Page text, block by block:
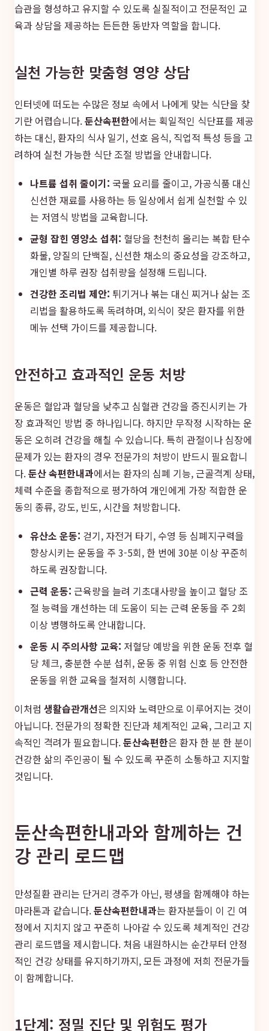
습관을 형성하고 유지할 수 있도록 실질적이고 전문적인 교
육과 상담을 제공하는 든든한 동반자 역할을 합니다.
실천 가능한 맞춤형 영양 상담
인터넷에 떠도는 수많은 정보 속에서 나에게 맞는 식단을 찾
기란 어렵습니다.둔산속편한에서는 획일적인 식단표를 제공
하는 대신, 환자의 식사 일기, 선호 음식, 직업적 특성 등을 고
려하여 실천 가능한 식단 조절 방법을 안내합니다.
나트륨 섭취 줄이기: 국물 요리를 줄이고, 가공식품 대신
신선한 재료를 사용하는 등 일상에서 쉽게 실천할 수 있
는 저염식 방법을 교육합니다.
균형 잡힌 영양소 섭취: 혈당을 천천히 올리는 복합 탄수
화물, 양질의 단백질, 신선한 채소의 중요성을 강조하고,
개인별 하루 권장 섭취량을 설정해 드립니다.
건강한 조리법 제안: 튀기거나 볶는 대신 찌거나 삶는 조
리법을 활용하도록 독려하며, 외식이 잦은 환자를 위한
메뉴 선택 가이드를 제공합니다.
안전하고 효과적인 운동 처방
운동은 혈압과 혈당을 낮추고 심혈관 건강을 증진시키는 가
장 효과적인 방법 중 하나입니다. 하지만 무작정 시작하는 운
동은 오히려 건강을 해칠 수 있습니다. 특히 관절이나 심장에
문제가 있는 환자의 경우 전문가의 처방이 반드시 필요합니
다.둔산 속편한내과에서는 환자의 심폐 기능, 근골격계 상태,
체력 수준을 종합적으로 평가하여 개인에게 가장 적합한 운
동의 종류, 강도, 빈도, 시간을 처방합니다.
유산소 운동: 걷기, 자전거 타기, 수영 등 심폐지구력을
향상시키는 운동을 주 3-5회, 한 번에 30분 이상 꾸준히
하도록 권장합니다.
근력 운동: 근육량을 늘려 기초대사량을 높이고 혈당 조
절 능력을 개선하는 데 도움이 되는 근력 운동을 주 2회
이상 병행하도록 안내합니다.
운동 시 주의사항 교육: 저혈당 예방을 위한 운동 전후 혈
당 체크, 충분한 수분 섭취, 운동 중 위험 신호 등 안전한
운동을 위한 교육을 철저히 시행합니다.
이처럼 생활습관개선은 의지와 노력만으로 이루어지는 것이
아닙니다. 전문가의 정확한 진단과 체계적인 교육, 그리고 지
속적인 격려가 필요합니다.둔산속편한은 환자 한 분 한 분이
건강한 삶의 주인공이 될 수 있도록 꾸준히 소통하고 지지할
것입니다.
둔산속편한내과와 함께하는 건
강 관리 로드맵
만성질환 관리는 단거리 경주가 아닌, 평생을 함께해야 하는
마라톤과 같습니다.둔산속편한내과는 환자분들이 이 긴 여
정에서 지치지 않고 꾸준히 나아갈 수 있도록 체계적인 건강
관리 로드맵을 제시합니다. 처음 내원하시는 순간부터 안정
적인 건강 상태를 유지하기까지, 모든 과정에 저희 전문가들
이 함께합니다.
1단계: 정밀 진단 및 위험도 평가